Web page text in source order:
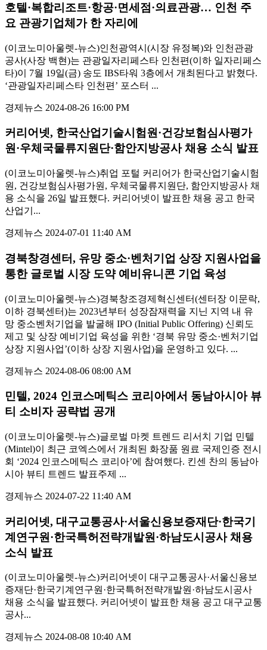
호텔·복합리조트·항공·면세점·의료관광… 인천 주
요 관광기업체가 한 자리에
(이코노미아울렛-뉴스)인천광역시(시장 유정복)와 인천관광
공사(사장 백현)는 관광일자리페스타 인천편(이하 일자리페스
타)이 7월 19일(금) 송도 IBS타워 3층에서 개최된다고 밝혔다.
‘관광일자리페스타 인천편’ 포스터 ...
경제뉴스 2024-08-26 16:00 PM
커리어넷, 한국산업기술시험원·건강보험심사평가
원·우체국물류지원단·함안지방공사 채용 소식 발표
(이코노미아울렛-뉴스)취업 포털 커리어가 한국산업기술시험
원, 건강보험심사평가원, 우체국물류지원단, 함안지방공사 채
용 소식을 26일 발표했다. 커리어넷이 발표한 채용 공고 한국
산업기...
경제뉴스 2024-07-01 11:40 AM
경북창경센터, 유망 중소·벤처기업 상장 지원사업을
통한 글로벌 시장 도약 예비유니콘 기업 육성
(이코노미아울렛-뉴스)경북창조경제혁신센터(센터장 이문락,
이하 경북센터)는 2023년부터 성장잠재력을 지닌 지역 내 유
망 중소벤처기업을 발굴해 IPO (Initial Public Offering) 신뢰도
제고 및 상장 예비기업 육성을 위한 ‘경북 유망 중소·벤처기업
상장 지원사업’(이하 상장 지원사업)을 운영하고 있다. ...
경제뉴스 2024-08-06 08:00 AM
민텔, 2024 인코스메틱스 코리아에서 동남아시아 뷰
티 소비자 공략법 공개
(이코노미아울렛-뉴스)글로벌 마켓 트렌드 리서치 기업 민텔
(Mintel)이 최근 코엑스에서 개최된 화장품 원료 국제인증 전시
회 ‘2024 인코스메틱스 코리아’에 참여했다. 킨센 찬의 동남아
시아 뷰티 트렌드 발표주제 ...
경제뉴스 2024-07-22 11:40 AM
커리어넷, 대구교통공사·서울신용보증재단·한국기
계연구원·한국특허전략개발원·하남도시공사 채용
소식 발표
(이코노미아울렛-뉴스)커리어넷이 대구교통공사·서울신용보
증재단·한국기계연구원·한국특허전략개발원·하남도시공사
채용 소식을 발표했다. 커리어넷이 발표한 채용 공고 대구교통
공사...
경제뉴스 2024-08-08 10:40 AM